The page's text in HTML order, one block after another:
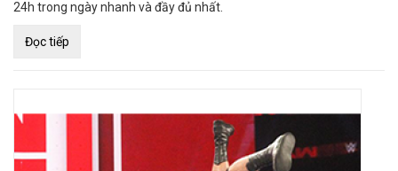
24h trong ngày nhanh và đầy đủ nhất.
Đọc tiếp